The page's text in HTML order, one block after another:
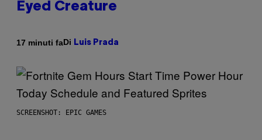
Eyed Creature
17 minuti faDi Luis Prada
SCREENSHOT: EPIC GAMES